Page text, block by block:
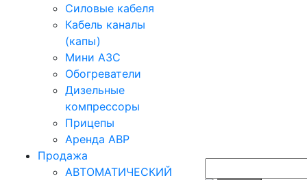
Силовые кабеля
Кабель каналы
(капы)
Мини АЗС
Обогреватели
Дизельные
компрессоры
Прицепы
Аренда АВР
Продажа
АВТОМАТИЧЕСКИЙ